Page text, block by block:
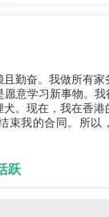
勤奋。我做所有
意学习新事物。
。现在，我在香港
束我的合同。所以
跃